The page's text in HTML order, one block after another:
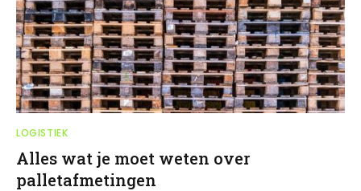
LOGISTIEK
Alles wat je moet weten over
palletafmetingen